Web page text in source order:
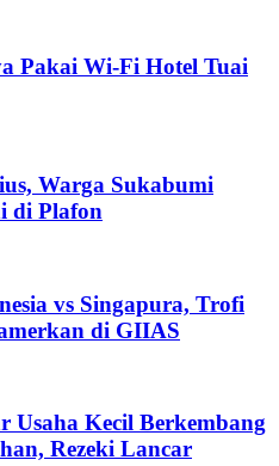
Pakai Wi-Fi Hotel Tuai
Warga Sukabumi
di Plafon
vs Singapura, Trofi
di GIIAS
Usaha Kecil Berkembang
Rezeki Lancar